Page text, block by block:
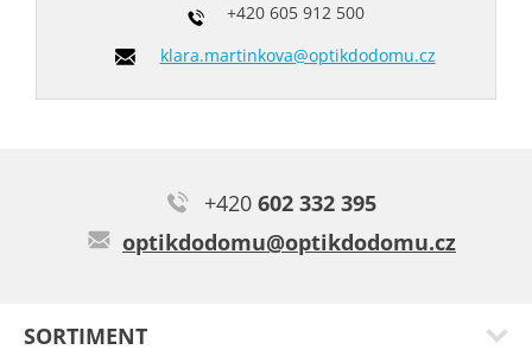
+420 605 912 500
klara.martinkova@optikdodomu.cz
SORTIMENT
+420 602 332 395
optikdodomu@optikdodomu.cz